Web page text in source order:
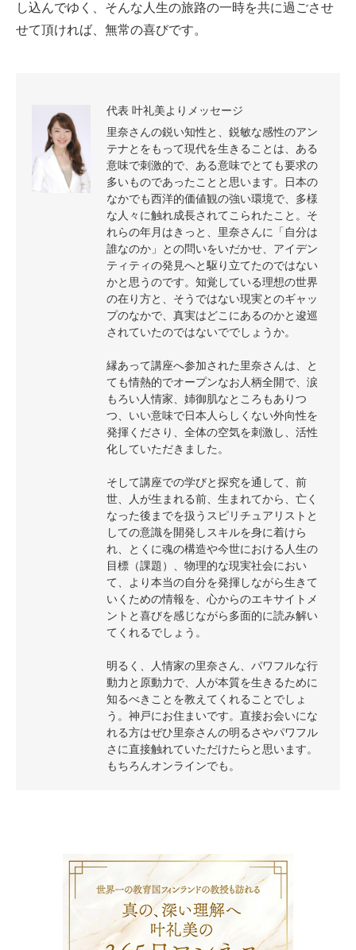
し込んでゆく、そんな人生の旅路の一時を共に過ごさせ
せて頂ければ、無常の喜びです。
代表 叶礼美よりメッセージ
里奈さんの鋭い知性と、鋭敏な感性のアン
テナとをもって現代を生きることは、ある
意味で刺激的で、ある意味でとても要求の
多いものであったことと思います。日本の
なかでも西洋的価値観の強い環境で、多様
な人々に触れ成長されてこられたこと。そ
れらの年月はきっと、里奈さんに「自分は
誰なのか」との問いをいだかせ、アイデン
ティティの発見へと駆り立てたのではない
かと思うのです。知覚している理想の世界
の在り方と、そうではない現実とのギャッ
プのなかで、真実はどこにあるのかと逡巡
されていたのではないででしょうか。
縁あって講座へ参加された里奈さんは、と
ても情熱的でオープンなお人柄全開で、涙
もろい人情家、姉御肌なところもありつ
つ、いい意味で日本人らしくない外向性を
発揮くださり、全体の空気を刺激し、活性
化していただきました。
そして講座での学びと探究を通して、前
世、人が生まれる前、生まれてから、亡く
なった後までを扱うスピリチュアリストと
しての意識を開発しスキルを身に着けら
れ、とくに魂の構造や今世における人生の
目標（課題）、物理的な現実社会におい
て、より本当の自分を発揮しながら生きて
いくための情報を、心からのエキサイトメ
ントと喜びを感じながら多面的に読み解い
てくれるでしょう。
明るく、人情家の里奈さん、パワフルな行
動力と原動力で、人が本質を生きるために
知るべきことを教えてくれることでしょ
う。神戸にお住まいです。直接お会いにな
れる方はぜひ里奈さんの明るさやパワフル
さに直接触れていただけたらと思います。
もちろんオンラインでも。